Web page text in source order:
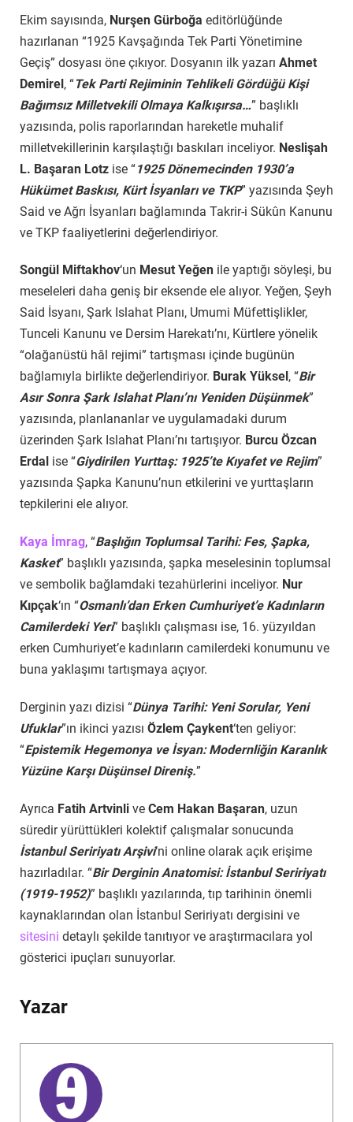
Ekim sayısında, Nurşen Gürboğa editörlüğünde
hazırlanan “1925 Kavşağında Tek Parti Yönetimine
Geçiş” dosyası öne çıkıyor. Dosyanın ilk yazarı Ahmet
Demirel, “Tek Parti Rejiminin Tehlikeli Gördüğü Kişi
Bağımsız Milletvekili Olmaya Kalkışırsa…” başlıklı
yazısında, polis raporlarından hareketle muhalif
milletvekillerinin karşılaştığı baskıları inceliyor. Neslişah
L. Başaran Lotz ise “1925 Dönemecinden 1930’a
Hükümet Baskısı, Kürt İsyanları ve TKP” yazısında Şeyh
Said ve Ağrı İsyanları bağlamında Takrir-i Sükûn Kanunu
ve TKP faaliyetlerini değerlendiriyor.
Songül Miftakhov‘un Mesut Yeğen ile yaptığı söyleşi, bu
meseleleri daha geniş bir eksende ele alıyor. Yeğen, Şeyh
Said İsyanı, Şark Islahat Planı, Umumi Müfettişlikler,
Tunceli Kanunu ve Dersim Harekatı’nı, Kürtlere yönelik
“olağanüstü hâl rejimi” tartışması içinde bugünün
bağlamıyla birlikte değerlendiriyor. Burak Yüksel , “Bir
Asır Sonra Şark Islahat Planı’nı Yeniden Düşünmek”
yazısında, planlananlar ve uygulamadaki durum
üzerinden Şark Islahat Planı’nı tartışıyor. Burcu Özcan
Erdal ise “Giydirilen Yurttaş: 1925’te Kıyafet ve Rejim”
yazısında Şapka Kanunu’nun etkilerini ve yurttaşların
tepkilerini ele alıyor.
Kaya İmrag, “Başlığın Toplumsal Tarihi: Fes, Şapka,
Kasket” başlıklı yazısında, şapka meselesinin toplumsal
ve sembolik bağlamdaki tezahürlerini inceliyor. Nur
Kıpçak‘ın “Osmanlı’dan Erken Cumhuriyet’e Kadınların
Camilerdeki Yeri” başlıklı çalışması ise, 16. yüzyıldan
erken Cumhuriyet’e kadınların camilerdeki konumunu ve
buna yaklaşımı tartışmaya açıyor.
Derginin yazı dizisi “Dünya Tarihi: Yeni Sorular, Yeni
Ufuklar”ın ikinci yazısı Özlem Çaykent‘ten geliyor:
“Epistemik Hegemonya ve İsyan: Modernliğin Karanlık
Yüzüne Karşı Düşünsel Direniş.”
Ayrıca Fatih Artvinli ve Cem Hakan Başaran, uzun
süredir yürüttükleri kolektif çalışmalar sonucunda
İstanbul Seririyatı Arşivi‘ni online olarak açık erişime
hazırladılar. “Bir Derginin Anatomisi: İstanbul Seririyatı
(1919-1952)” başlıklı yazılarında, tıp tarihinin önemli
kaynaklarından olan İstanbul Seririyatı dergisini ve
sitesini detaylı şekilde tanıtıyor ve araştırmacılara yol
gösterici ipuçları sunuyorlar.
Yazar